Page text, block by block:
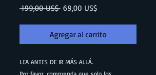
199,00 US$ Precio
69,00 US$Precio
oferta
Agregar al carrito
LEA ANTES DE IR MÁS ALLÁ.